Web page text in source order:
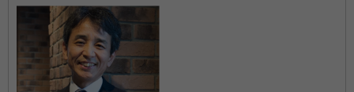
めに、小さなお悩みやご事情まできめ細かく配慮してい
ます。